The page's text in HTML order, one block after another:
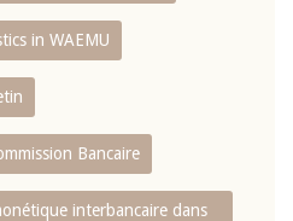
in WAEMU
Bancaire
interbancaire dans